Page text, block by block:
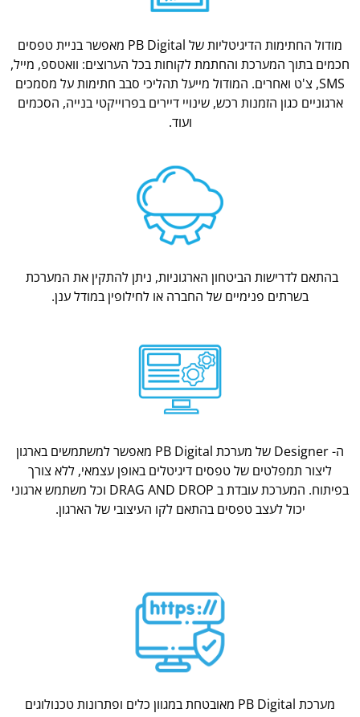
מודול החתימות הדיגיטליות של PB Digital מאפשר בניית טפסים
חכמים בתוך המערכת והחתמת לקוחות בכל הערוצים: וואטספ, מייל,
SMS, צ'ט ואחרים. המודול מייעל תהליכי סבב חתימות על מסמכים
ארגוניים כגון הזמנות רכש, שינויי דיירים בפרוייקטי בנייה, הסכמים
ועוד.
בהתאם לדרישות הביטחון הארגוניות, ניתן להתקין את המערכת
בשרתים פנימיים של החברה או לחילופין במודל ענן.
ה- Designer של מערכת PB Digital מאפשר למשתמשים בארגון
ליצור תמפלטים של טפסים דיגיטלים באופן עצמאי, ללא צורך
בפיתוח. המערכת עובדת ב DRAG AND DROP וכל משתמש ארגוני
יכול לעצב טפסים בהתאם לקו העיצובי של הארגון.
מערכת PB Digital מאובטחת במגוון כלים ופתרונות טכנולוגים